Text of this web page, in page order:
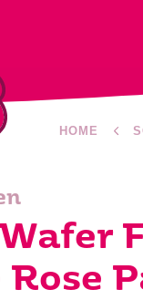
HOME
Rose